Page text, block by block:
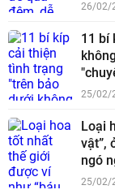
26/02/
11 bí
25/02/
Loại
vật”,
ngó
25/02/